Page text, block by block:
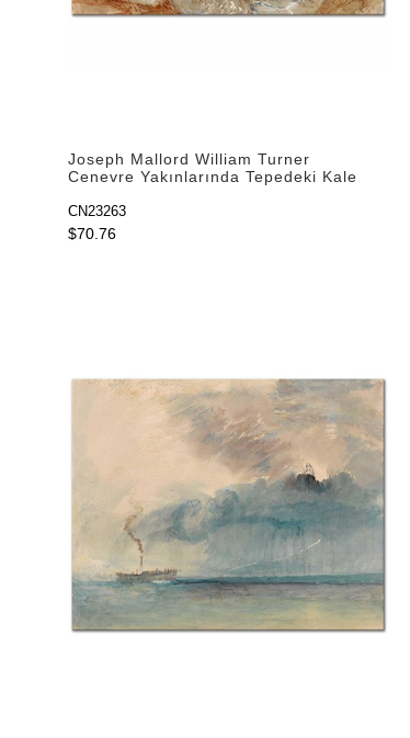
Joseph Mallord William Turner
Cenevre Yakınlarında Tepedeki Kale
CN23263
$70.76